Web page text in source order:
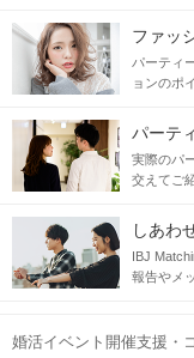
ファッ
パーティ
ョンのポ
パーテ
実際のパ
交えてご
しあわ
IBJ
報告やメ
婚活イベント開催支援・